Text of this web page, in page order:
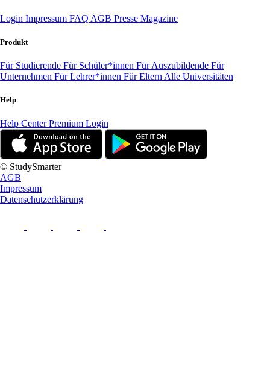
Login Impressum FAQ AGB Presse Magazine
Produkt
Für Studierende Für Schüler*innen Für Auszubildende Für
Unternehmen Für Lehrer*innen Für Eltern Alle Universitäten
Help
Help CenterPremium Login
© StudySmarter
AGB
Impressum
Datenschutzerklärung